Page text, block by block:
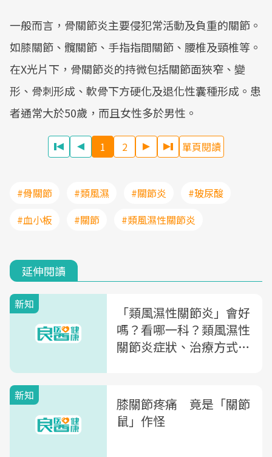
一般而言，骨關節炎主要侵犯常活動及負重的關節。
如膝關節、髖關節、手指指間關節、腰椎及頸椎等。
在X光片下，骨關節炎的持微包括關節面狹窄、變
形、骨刺形成、軟骨下方硬化及退化性囊種形成。患
者通常大於50歲，而且女性多於男性。
1 2 單頁閱讀
#骨關節 #類風濕 #關節炎
#玻尿酸
#血小板
#關節 #類風濕性關節炎
延伸閱讀
新知
「類風濕性關節炎」會好
嗎？看哪一科？類風濕性
關節炎症狀、治療方式及
新知
膝關節疼痛 竟是「關節
鼠」作怪